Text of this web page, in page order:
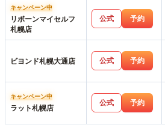
キャンペーン中
リボーンマイセルフ
札幌店
公式 予約
ビヨンド札幌大通店 公式 予約
キャンペーン中
ラット札幌店
公式 予約